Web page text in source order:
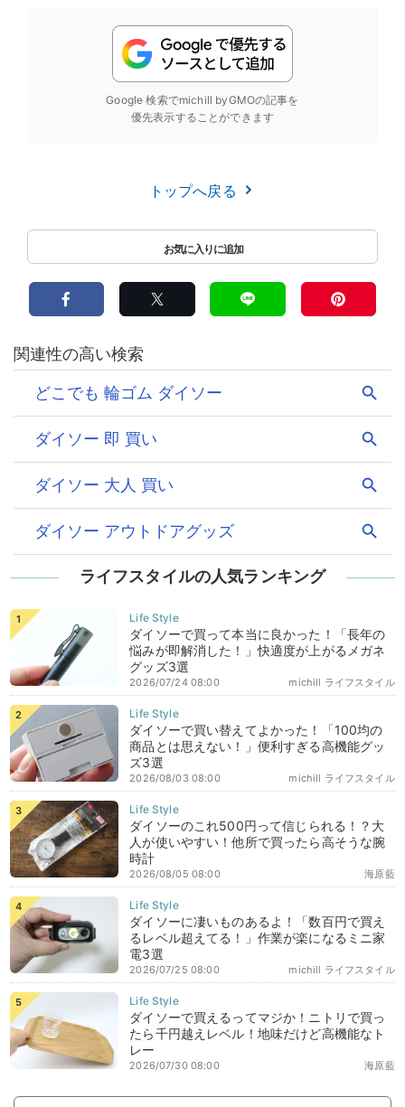
Google 検索でmichill byGMOの記事を
優先表示することができます
トップへ戻る
ライフスタイルの人気ランキング
ダイソーで買って本当に良かった！「長年の
悩みが即解消した！」快適度が上がるメガネ
グッズ3選
michill ライフスタイル
2026/07/24 08:00
ダイソーで買い替えてよかった！「100均の
商品とは思えない！」便利すぎる高機能グッ
ズ3選
michill ライフスタイル
2026/08/03 08:00
ダイソーのこれ500円って信じられる！？大
人が使いやすい！他所で買ったら高そうな腕
時計
海原藍
2026/08/05 08:00
ダイソーに凄いものあるよ！「数百円で買え
るレベル超えてる！」作業が楽になるミニ家
電3選
michill ライフスタイル
2026/07/25 08:00
ダイソーで買えるってマジか！ニトリで買っ
たら千円越えレベル！地味だけど高機能なト
レー
海原藍
2026/07/30 08:00